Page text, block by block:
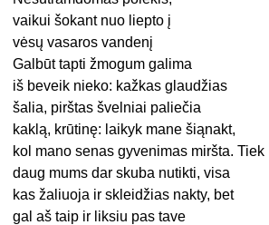
vaikui šokant nuo liepto į
vėsų vasaros vandenį
Galbūt tapti žmogum galima
iš beveik nieko: kažkas glaudžias
šalia, pirštas švelniai paliečia
kaklą, krūtinę: laikyk mane šiąnakt,
kol mano senas gyvenimas miršta. Tiek
daug mums dar skuba nutikti, visa
kas žaliuoja ir skleidžias nakty, bet
gal aš taip ir liksiu pas tave